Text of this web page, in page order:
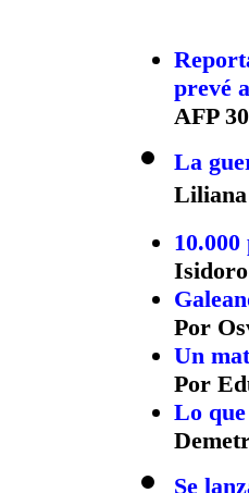
prevé
AFP
La
Por
Un
Por
Lo
Se